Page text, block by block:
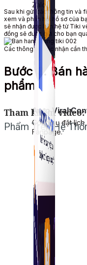
Auto Viral
Công cụ đặt
Fanpage.
Zalo.
Sau khi gửi các thông tin và
xem và phản hồi hồ sơ của
sẽ nhận được liên hệ từ Tiki
đồng sẽ được gửi cho bạn
Các thông tin xác nhận cần
Bước 3. Bán
phẩm
Tham khảm video:
Phẩm Trên Hệ